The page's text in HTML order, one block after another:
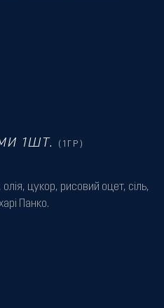
цукор, рисовий оцет, сіль,
Панко.
1ШТ. (1ГР)